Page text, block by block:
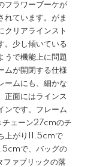
フラワーブーケが
れています。がま
クリアラインスト
。少し傾いている
うで機能上に問題
ムが開閉する仕様
ームにも、細かな
正面にはラインス
ンです。フレーム
チェーン27cmのチ
上がり11.5cmで
で、バッグの
ァブリックの落